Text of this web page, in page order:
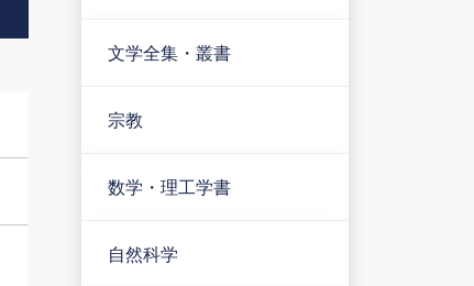
文学全集・叢書
宗教
数学・理工学書
自然科学